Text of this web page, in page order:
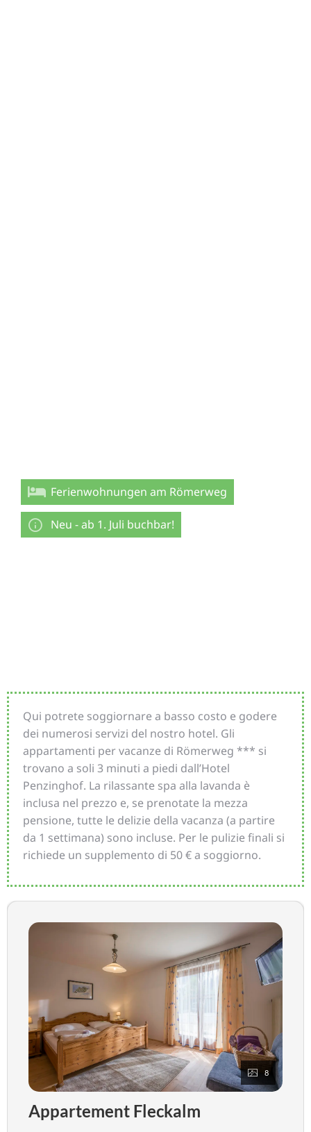
Ferienwohnungen am Römerweg
Neu - ab 1. Juli buchbar!
Qui potrete soggiornare a basso costo e godere
dei numerosi servizi del nostro hotel. Gli
appartamenti per vacanze di Römerweg *** si
trovano a soli 3 minuti a piedi dall’Hotel
Penzinghof. La rilassante spa alla lavanda è
inclusa nel prezzo e, se prenotate la mezza
pensione, tutte le delizie della vacanza (a partire
da 1 settimana) sono incluse. Per le pulizie finali si
richiede un supplemento di 50 € a soggiorno.
8
Appartement Fleckalm